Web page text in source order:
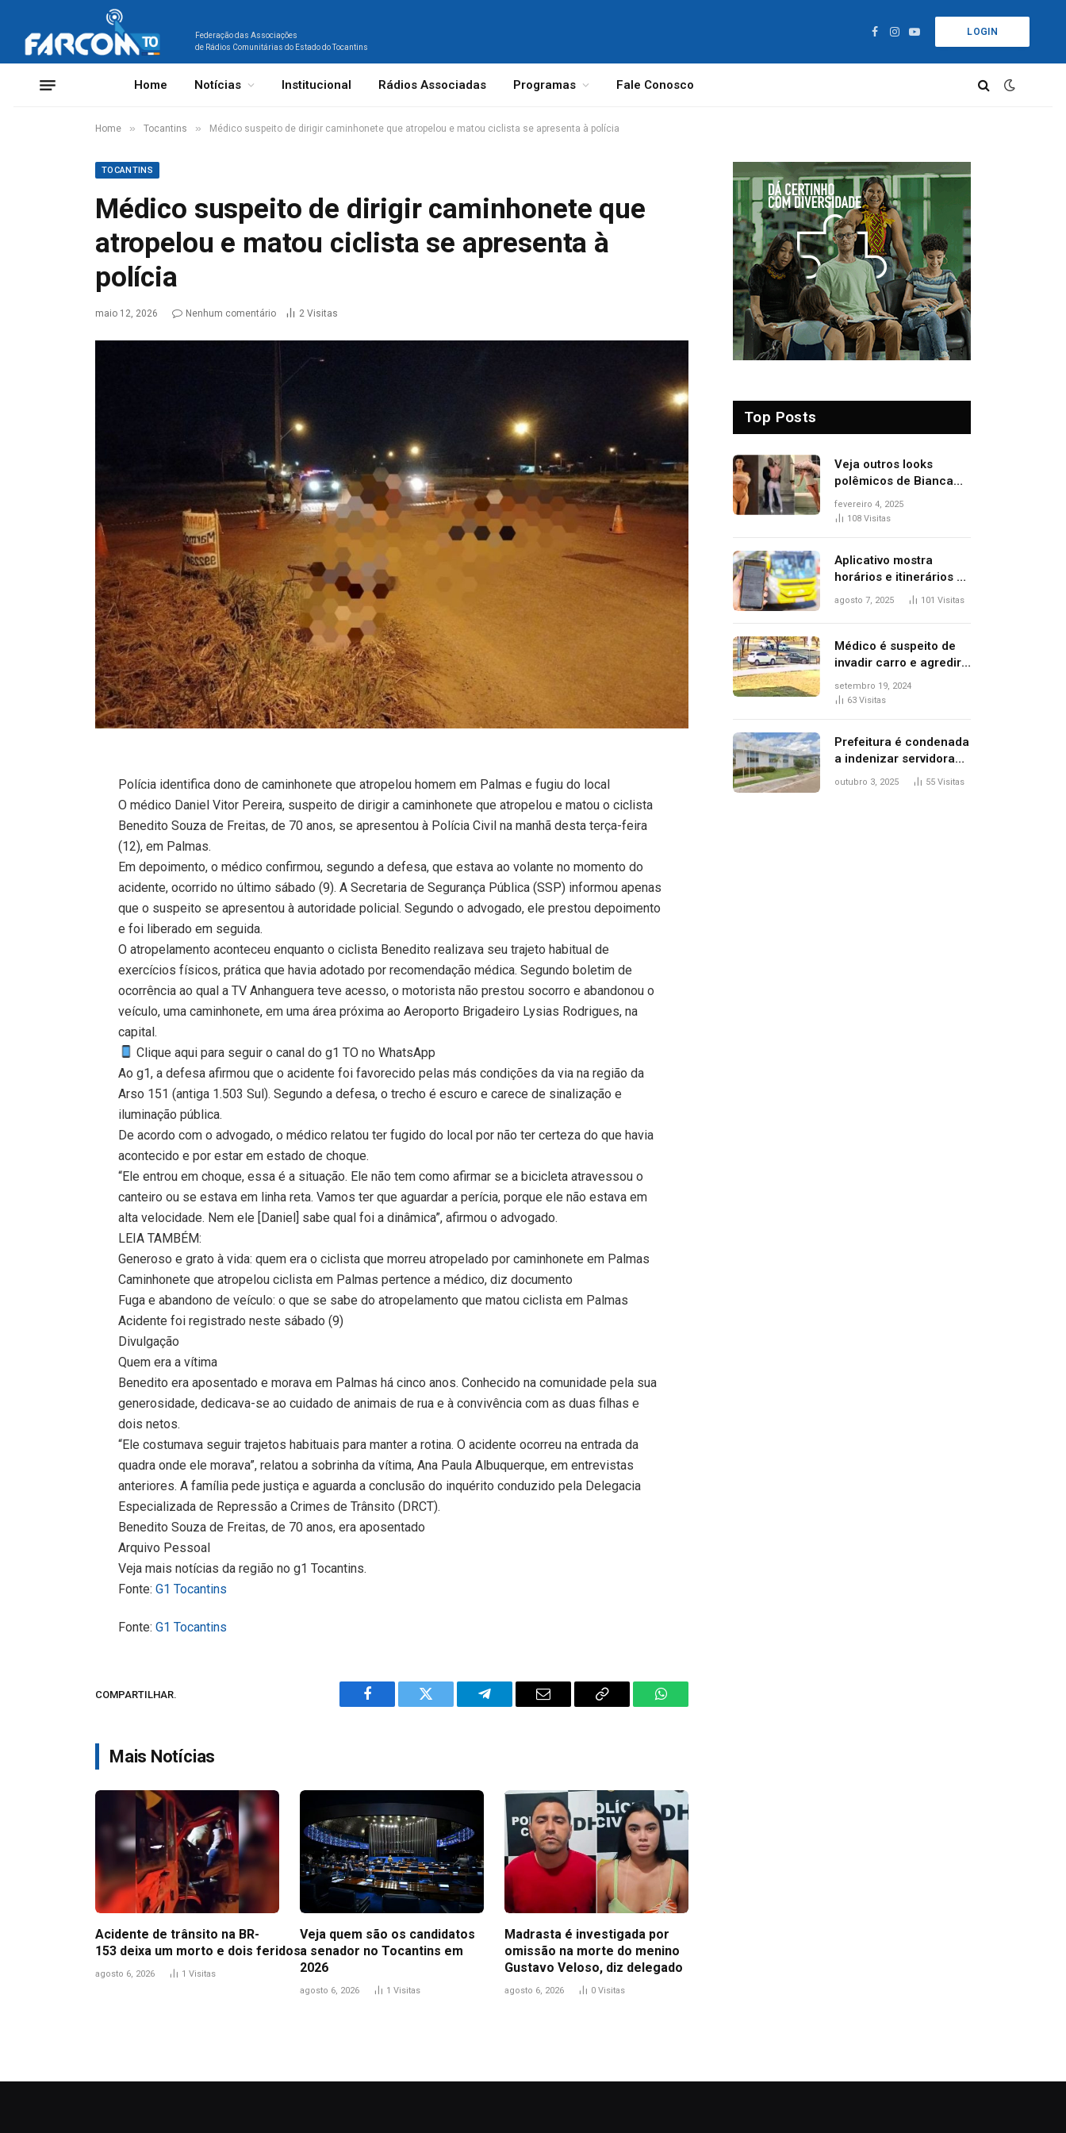
Federação das Associações
de Rádios Comunitárias do Estado do Tocantins
Facebook
Instagram
YouTube
LOGIN
Home Notícias Institucional Rádios Associadas Programas Fale Conosco
Home » Tocantins » Médico suspeito de dirigir caminhonete que atropelou e matou ciclista se apresenta à polícia
TOCANTINS
Médico suspeito de dirigir caminhonete que
atropelou e matou ciclista se apresenta à
polícia
maio 12, 2026 Nenhum comentário 2 Visitas
Polícia identifica dono de caminhonete que atropelou homem em Palmas e fugiu do local
O médico Daniel Vitor Pereira, suspeito de dirigir a caminhonete que atropelou e matou o ciclista
Benedito Souza de Freitas, de 70 anos, se apresentou à Polícia Civil na manhã desta terça-feira
(12), em Palmas.
Em depoimento, o médico confirmou, segundo a defesa, que estava ao volante no momento do
acidente, ocorrido no último sábado (9). A Secretaria de Segurança Pública (SSP) informou apenas
que o suspeito se apresentou à autoridade policial. Segundo o advogado, ele prestou depoimento
e foi liberado em seguida.
O atropelamento aconteceu enquanto o ciclista Benedito realizava seu trajeto habitual de
exercícios físicos, prática que havia adotado por recomendação médica. Segundo boletim de
ocorrência ao qual a TV Anhanguera teve acesso, o motorista não prestou socorro e abandonou o
veículo, uma caminhonete, em uma área próxima ao Aeroporto Brigadeiro Lysias Rodrigues, na
capital.
Clique aqui para seguir o canal do g1 TO no WhatsApp
Ao g1, a defesa afirmou que o acidente foi favorecido pelas más condições da via na região da
Arso 151 (antiga 1.503 Sul). Segundo a defesa, o trecho é escuro e carece de sinalização e
iluminação pública.
De acordo com o advogado, o médico relatou ter fugido do local por não ter certeza do que havia
acontecido e por estar em estado de choque.
“Ele entrou em choque, essa é a situação. Ele não tem como afirmar se a bicicleta atravessou o
canteiro ou se estava em linha reta. Vamos ter que aguardar a perícia, porque ele não estava em
alta velocidade. Nem ele [Daniel] sabe qual foi a dinâmica”, afirmou o advogado.
LEIA TAMBÉM:
Generoso e grato à vida: quem era o ciclista que morreu atropelado por caminhonete em Palmas
Caminhonete que atropelou ciclista em Palmas pertence a médico, diz documento
Fuga e abandono de veículo: o que se sabe do atropelamento que matou ciclista em Palmas
Acidente foi registrado neste sábado (9)
Divulgação
Quem era a vítima
Benedito era aposentado e morava em Palmas há cinco anos. Conhecido na comunidade pela sua
generosidade, dedicava-se ao cuidado de animais de rua e à convivência com as duas filhas e
dois netos.
“Ele costumava seguir trajetos habituais para manter a rotina. O acidente ocorreu na entrada da
quadra onde ele morava”, relatou a sobrinha da vítima, Ana Paula Albuquerque, em entrevistas
anteriores. A família pede justiça e aguarda a conclusão do inquérito conduzido pela Delegacia
Especializada de Repressão a Crimes de Trânsito (DRCT).
Benedito Souza de Freitas, de 70 anos, era aposentado
Arquivo Pessoal
Veja mais notícias da região no g1 Tocantins.
Fonte:G1 Tocantins
Fonte:G1 Tocantins
COMPARTILHAR.
Facebook Twitter Telegram Email
Copy
WhatsApp
Mais Notícias
Acidente de trânsito na BR-
153 deixa um morto e dois feridos
agosto 6, 2026 1 Visitas
Veja quem são os candidatos
a senador no Tocantins em
2026
agosto 6, 2026 1 Visitas
Madrasta é investigada por
omissão na morte do menino
Gustavo Veloso, diz delegado
agosto 6, 2026 0 Visitas
Top Posts
Veja outros looks
polêmicos de Bianca
Censori, esposa de
Kanye West que
fevereiro 4, 2025
108 Visitas
Aplicativo mostra
horários e itinerários de
ônibus a usuários do
agosto 7, 2025 101 Visitas
Médico é suspeito de
invadir carro e agredir
delegado aposentado
durante confusão no
setembro 19, 2024
63 Visitas
Prefeitura é condenada
a indenizar servidora
temporária demitida
outubro 3, 2025 55 Visitas